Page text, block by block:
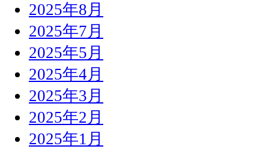
2025年8月
2025年7月
2025年5月
2025年4月
2025年3月
2025年2月
2025年1月